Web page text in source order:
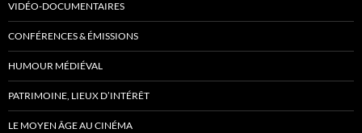
VIDÉO-DOCUMENTAIRES
CONFÉRENCES & ÉMISSIONS
HUMOUR MÉDIÉVAL
PATRIMOINE, LIEUX D’INTÉRÊT
LE MOYEN ÂGE AU CINÉMA